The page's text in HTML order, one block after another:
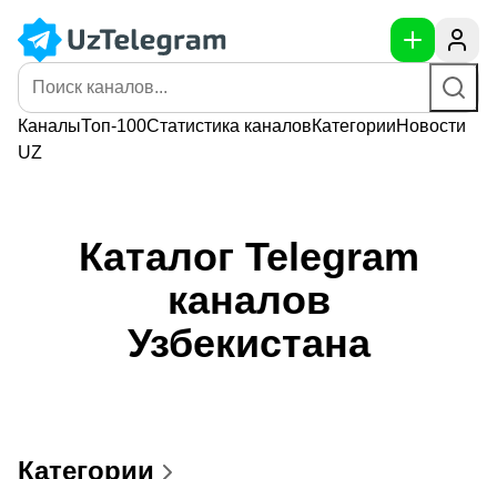
КаналыТоп-100Статистика каналовКатегорииНовости
UZ
Каталог Telegram
каналов
Узбекистана
Категории